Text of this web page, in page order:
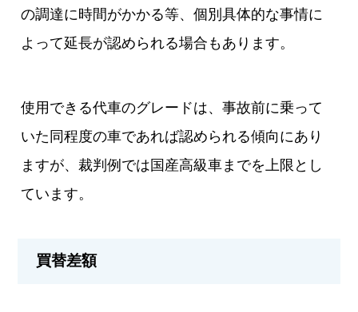
の調達に時間がかかる等、個別具体的な事情に
よって延長が認められる場合もあります。
使用できる代車のグレードは、事故前に乗って
いた同程度の車であれば認められる傾向にあり
ますが、裁判例では国産高級車までを上限とし
ています。
買替差額